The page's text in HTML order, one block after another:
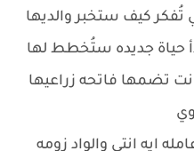
كيف ستخبر والديها
حياة جديده ستُخطط لها
تضمها فاتحه زراعيها
ايه انتي والواد زومه